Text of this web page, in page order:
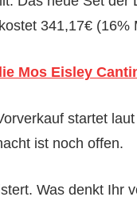
341,17€ (16%
Mos Eisley
startet
ist noch offen.
Was denkt Ihr